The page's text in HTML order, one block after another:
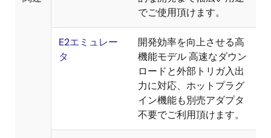
でご使用頂けます。
E2エミュレー
タ
開発効率を向上させる高
機能モデル 高速なダウン
ロードと外部トリガ入出
力に対応、ホットプラグ
イン機能も別売アダプタ
不要でご利用頂けます。